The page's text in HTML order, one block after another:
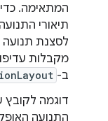
המתאימה. כדי
תיאורי
לסצנת
מקבלות
ב-
דוגמה
התנועה